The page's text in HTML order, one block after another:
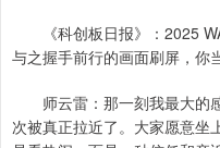
《科创板日报》：2025
与之握手前行的画面刷屏，你
师云雷：那一刻我最大的
次被真正拉近了。大家愿意坐